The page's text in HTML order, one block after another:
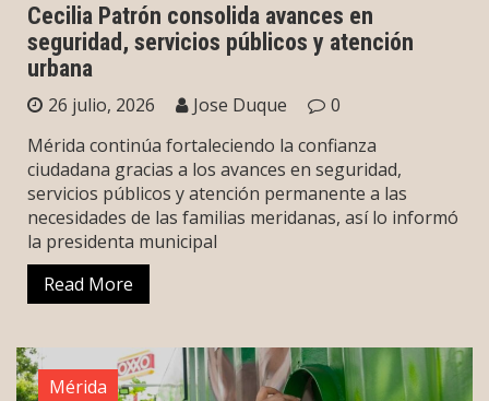
Cecilia Patrón consolida avances en
seguridad, servicios públicos y atención
urbana
26 julio, 2026 Jose Duque
0
Mérida continúa fortaleciendo la confianza
ciudadana gracias a los avances en seguridad,
servicios públicos y atención permanente a las
necesidades de las familias meridanas, así lo informó
la presidenta municipal
Read More
Mérida